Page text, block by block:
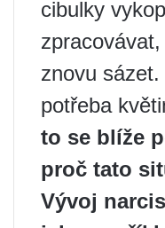
cibulky
znovu
potřeba
to se blíže
proč tato
Vývoj